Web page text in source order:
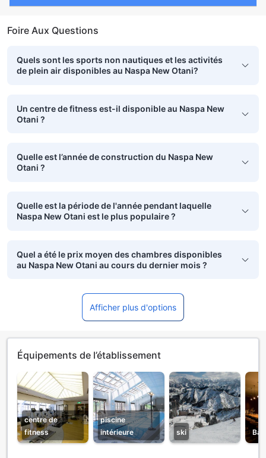
Foire Aux Questions
Quels sont les sports non nautiques et les activités
de plein air disponibles au Naspa New Otani?
Un centre de fitness est-il disponible au Naspa New
Otani ?
Quelle est l’année de construction du Naspa New
Otani ?
Quelle est la période de l'année pendant laquelle
Naspa New Otani est le plus populaire ?
Quel a été le prix moyen des chambres disponibles
au Naspa New Otani au cours du dernier mois ?
Afficher plus d'options
Équipements de l’établissement
centre de
fitness
piscine
intérieure
ski Bar